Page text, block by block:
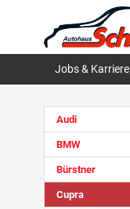
Jobs & Karriere
Audi
BMW
Bürstner
Cupra